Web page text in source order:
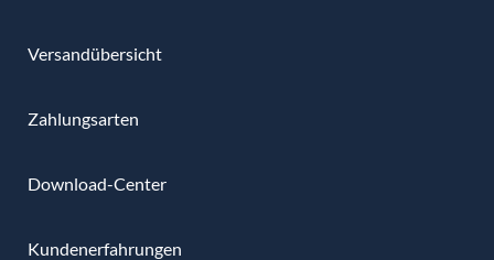
Versandübersicht
Zahlungsarten
Download-Center
Kundenerfahrungen